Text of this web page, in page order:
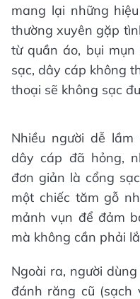
mang lại những
thường xuyên gặp
từ quần áo, bụi
sạc, dây cáp không
thoại sẽ không sạc
Nhiều người dễ
dây cáp đã hỏng,
đơn giản là cổng
một chiếc tăm gỗ
mảnh vụn để đảm
mà không cần phải
Ngoài ra, người
đánh răng cũ (sạch